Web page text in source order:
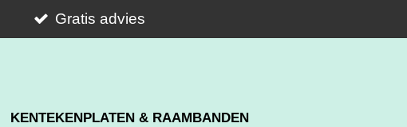
Gratis advies
KENTEKENPLATEN & RAAMBANDEN